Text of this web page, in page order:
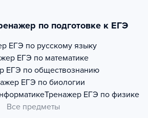
по подготовке к ЕГЭ
ЕГЭ по русскому языку
ЕГЭ по математике
ЕГЭ по обществознанию
ЕГЭ по биологии
Тренажер ЕГЭ по физике
Все предметы